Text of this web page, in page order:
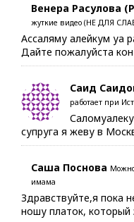
Венера Расулова
жуткие видео (НЕ ДЛЯ
Ассаляму алейкум уа
Дайте пожалуйста
Саид
работает при
супруга я жеву в
Саша Поснова
имама
Здравствуйте,я пока
ношу платок,